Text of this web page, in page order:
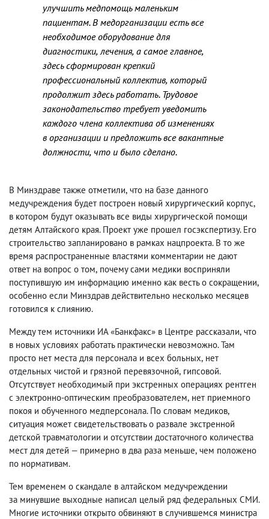
улучшить медпомощь маленьким
пациентам. В медорганизации есть все
необходимое оборудование для
диагностики, лечения, а самое главное,
здесь сформирован крепкий
профессиональный коллектив, который
продолжит здесь работать. Трудовое
законодательство требует уведомить
каждого члена коллектива об изменениях
в организации и предложить все вакантные
должности, что и было сделано.
В Минздраве также отметили, что на базе данного
медучреждения будет построен новый хирургический корпус,
в котором будут оказывать все виды хирургической помощи
детям Алтайского края. Проект уже прошел госэкспертизу. Его
строительство запланировано в рамках нацпроекта. В то же
время распространенные властями комментарии не дают
ответ на вопрос о том, почему сами медики восприняли
поступившую им информацию именно как весть о сокращении,
особенно если Минздрав действительно несколько месяцев
готовился к слиянию.
Между тем источники ИА «Банкфакс» в Центре рассказали, что
в новых условиях работать практически невозможно. Там
просто нет места для персонала и всех больных, нет
отдельных чистой и грязной перевязочной, гипсовой.
Отсутствует необходимый при экстренных операциях рентген
с электронно-оптическим преобразователем, нет приемного
покоя и обученного медперсонала. По словам медиков,
ситуация может свидетельствовать о развале экстренной
детской травматологии и отсутствии достаточного количества
мест для детей — примерно в два раза меньше, чем положено
по нормативам.
Тем временем о скандале в алтайском медучреждении
за минувшие выходные написал целый ряд федеральных СМИ.
Многие источники открыто обвиняют в случившемся министра